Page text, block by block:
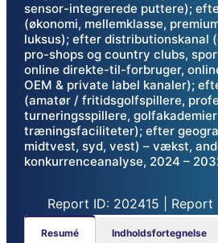
sensor-integrerede puttere);
(økonomi, mellemklasse,
luksus); efter distributionskanal
pro-shops og country clubs,
online direkte-til-forbruger,
OEM & private label kanaler);
(amatør / fritidsgolfspillere,
turneringsspillere,
træningsfaciliteter); efter
midtvest, syd, vest) – vækst,
konkurrenceanalyse, 2024 –
Report ID: 202415 | Report
Resumé Indholdsfortegnelse